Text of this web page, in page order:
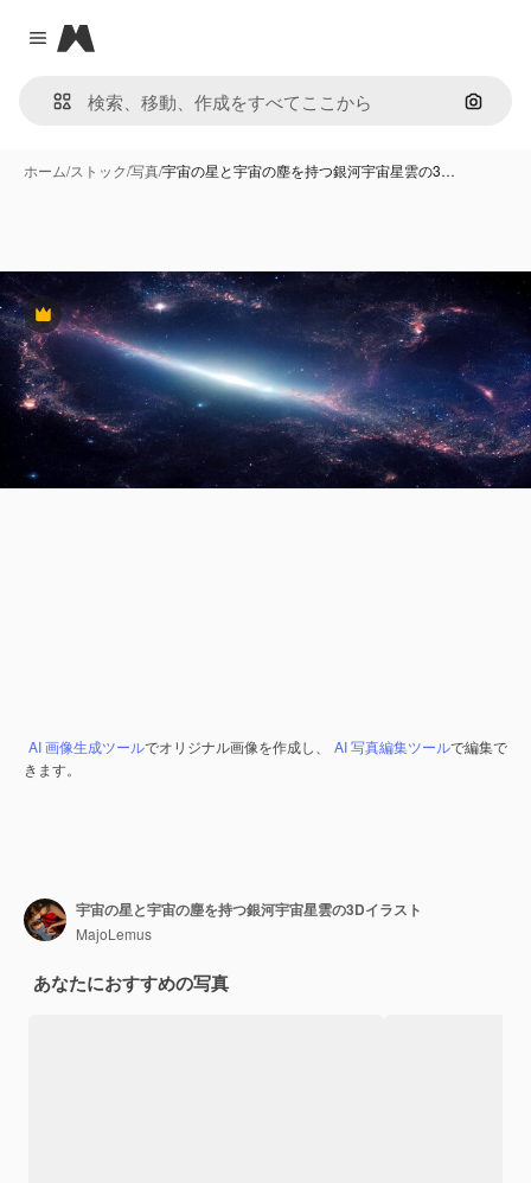
Close menu
Magnific
画像で
ホーム/ストック/写真/宇宙の星と宇宙の塵を持つ銀河宇宙星雲の3…
Premium
AI 画像生成ツールでオリジナル画像を作成し、 AI 写真編集ツールで編集で
きます。
宇宙の星と宇宙の塵を持つ銀河宇宙星雲の3Dイラスト
MajoLemus
あなたにおすすめの写真